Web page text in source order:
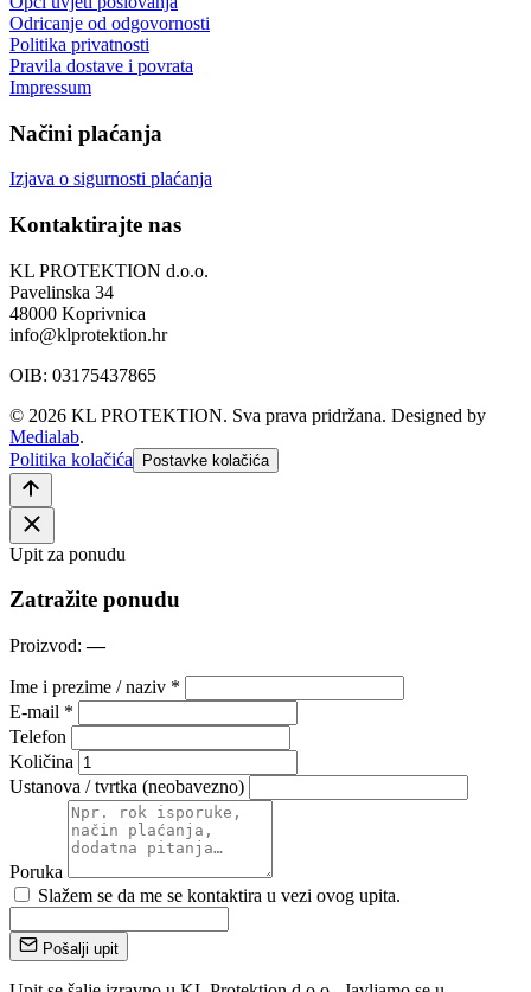
Odricanje od odgovornosti
Politika privatnosti
Pravila dostave i povrata
Impressum
Načini plaćanja
Izjava o sigurnosti plaćanja
Kontaktirajte nas
KL PROTEKTION d.o.o.
Pavelinska 34
48000 Koprivnica
info@klprotektion.hr
OIB: 03175437865
© 2026 KL PROTEKTION. Sva prava pridržana. Designed by
Medialab.
Politika kolačića
Postavke kolačića
Upit za ponudu
Zatražite ponudu
Proizvod:—
Ime i prezime / naziv *
E-mail *
Telefon
Količina
Ustanova / tvrtka (neobavezno)
Poruka
Slažem se da me se kontaktira u vezi ovog upita.
Pošalji upit